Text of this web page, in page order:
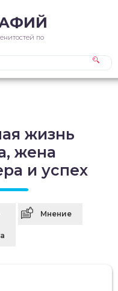
по
жизнь
жена
и успех
Мнение